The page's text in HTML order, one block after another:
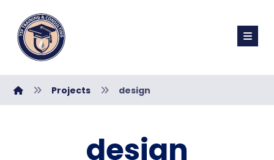
Projects design
design